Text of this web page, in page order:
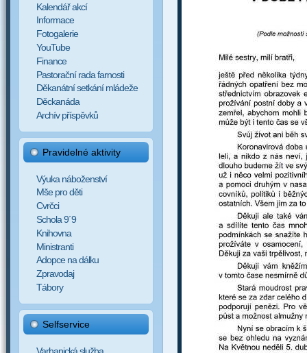
Kalendář akcí
Informace
Fotogalerie
YouTube
Finance
Pastorační rada farnosti
Děkanátní setkání mládeže
Děckanáda
Archív příspěvků
Pravidelné aktivity
Výuka náboženství
Mše pro děti
Cvrčci
Schola 9´9
Knihovna
Ministranti
Adopce na dálku
Zpravodaj
Tábory
Selfservice
Varhanická služba